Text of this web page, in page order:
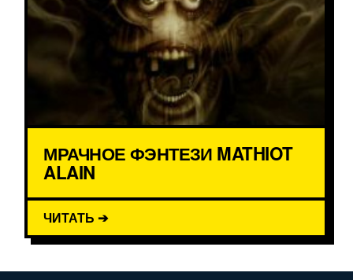
МРАЧНОЕ ФЭНТЕЗИ MATHIOT
ALAIN
ЧИТАТЬ ➔